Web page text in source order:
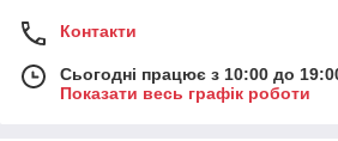
Контакти
Сьогодні працює з 10:00 до
Показати весь графік роботи